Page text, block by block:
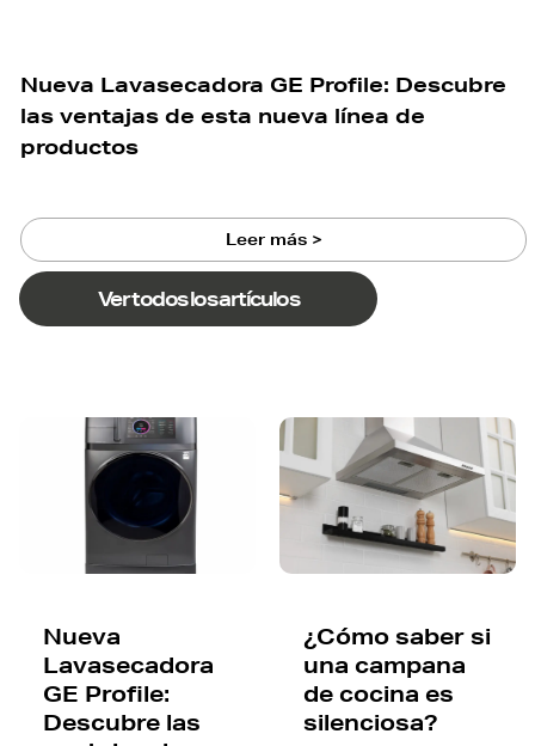
Nueva Lavasecadora GE Profile: Descubre
las ventajas de esta nueva línea de
productos
Leer más >
Ver todos los artículos
Nueva
Lavasecadora
GE Profile:
Descubre las
¿Cómo saber si
una campana
de cocina es
silenciosa?